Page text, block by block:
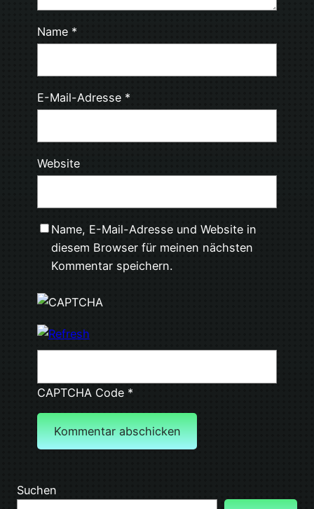
Name *
E-Mail-Adresse *
Website
Name, E-Mail-Adresse und Website in
diesem Browser für meinen nächsten
Kommentar speichern.
CAPTCHA Code*
Suchen